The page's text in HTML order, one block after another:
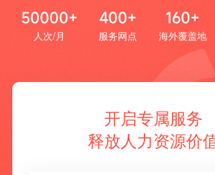
50000+
人次/月
400+
服务网点
160+
海外覆盖地
开启专属服务
释放人力资源价